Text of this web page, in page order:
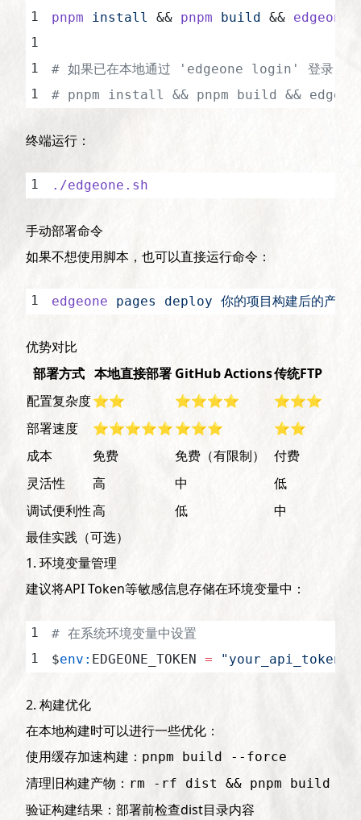
pnpm install && pnpm build && edgeone
# 如果已在本地通过 'edgeone login' 登录，建
# pnpm install && pnpm build && edgeone
终端运行：
./edgeone.sh
手动部署命令
如果不想使用脚本，也可以直接运行命令：
edgeone pages deploy 你的项目构建后的产物
优势对比
部署方式 本地直接部署 GitHub Actions传统FTP
配置复杂度⭐⭐ ⭐⭐⭐⭐
⭐⭐⭐
部署速度
⭐⭐⭐⭐⭐⭐⭐⭐
⭐⭐
成本
免费 免费（有限制）
付费
灵活性
高 中
低
调试便利性高 低
中
最佳实践（可选）
1. 环境变量管理
建议将API Token等敏感信息存储在环境变量中：
# 在系统环境变量中设置
$env: EDGEONE_TOKEN = "your_api_token"
2. 构建优化
在本地构建时可以进行一些优化：
使用缓存加速构建： pnpm build --force
清理旧构建产物： rm -rf dist && pnpm build
验证构建结果：部署前检查dist目录内容